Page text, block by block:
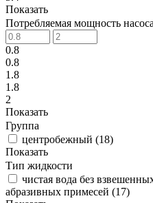
Показать
Потребляемая мощность
0.8
0.8
1.8
1.8
2
Показать
Группа
центробежный (18)
Показать
Тип жидкости
чистая вода без
абразивных примесей (17)